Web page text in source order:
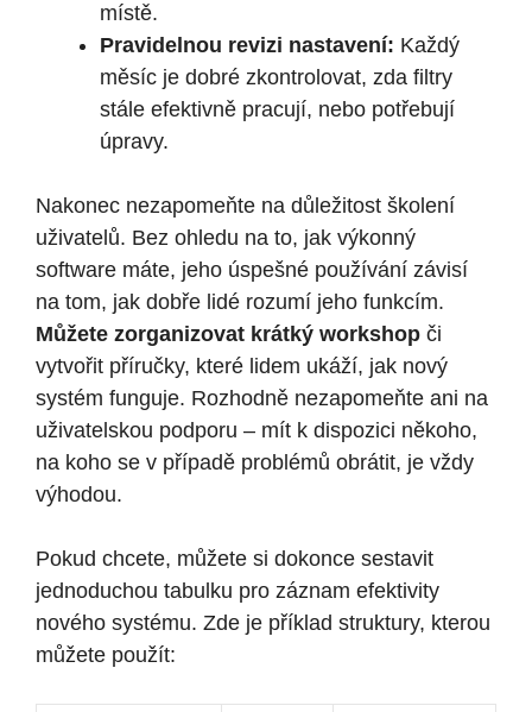
místě.
Pravidelnou revizi nastavení: Každý
měsíc je dobré zkontrolovat, zda filtry
stále efektivně pracují, nebo potřebují
úpravy.
Nakonec nezapomeňte na důležitost školení
uživatelů. Bez ohledu na to, jak výkonný
software máte, jeho úspešné používání závisí
na tom, jak dobře lidé rozumí jeho funkcím.
Můžete zorganizovat krátký workshop či
vytvořit příručky, které lidem ukáží, jak nový
systém funguje. Rozhodně nezapomeňte ani na
uživatelskou podporu – mít k dispozici někoho,
na koho se v případě problémů obrátit, je vždy
výhodou.
Pokud chcete, můžete si dokonce sestavit
jednoduchou tabulku pro záznam efektivity
nového systému. Zde je příklad struktury, kterou
můžete použít: